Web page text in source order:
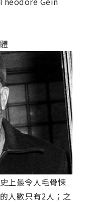
上最令人毛骨悚
人數只有2人；之